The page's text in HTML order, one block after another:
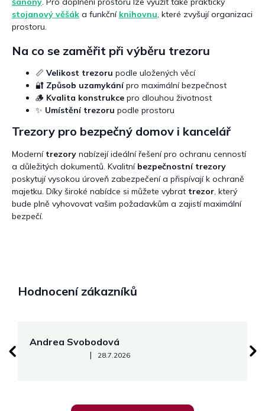
stojanový věšák a funkční knihovnu, které zvyšují organizaci
prostoru.
Na co se zaměřit při výběru trezoru
📏 Velikost trezoru podle uložených věcí
🔐 Způsob uzamykánípro maximální bezpečnost
🪵 Kvalita konstrukce pro dlouhou životnost
✨ Umístění trezoru podle prostoru
Trezory pro bezpečný domov i kancelář
Moderní trezory nabízejí ideální řešení pro ochranu cenností
a důležitých dokumentů. Kvalitní bezpečnostní trezory
poskytují vysokou úroveň zabezpečení a přispívají k ochraně
majetku. Díky široké nabídce si můžete vybrat trezor, který
bude plně vyhovovat vašim požadavkům a zajistí maximální
bezpečí.
Hodnocení zákazníků
Andrea Svobodová
Hodnocení obchodu je 5 z 5 hvězdiček.
| 28.7.2026